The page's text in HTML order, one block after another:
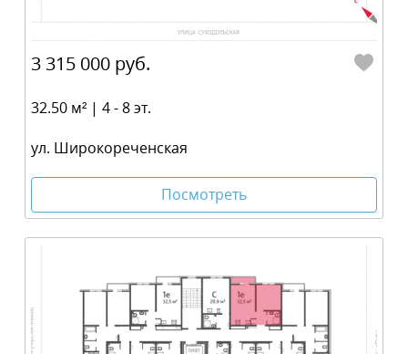
3 315 000 руб.
32.50 м² | 4 - 8 эт.
ул. Широкореченская
Посмотреть